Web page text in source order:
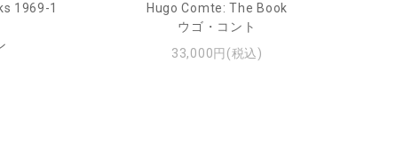
1969-1
Hugo Comte: The Book
ウゴ・コント
33,000円(税込)